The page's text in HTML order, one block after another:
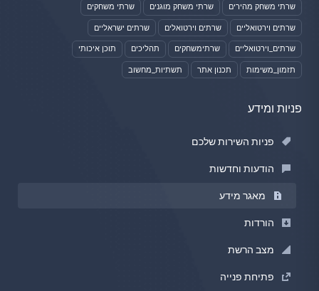
שרתי משחק מהירים שרתי משחק מוגנים שרתי משחקים
שרתים וירטואליים שרתים וירטואלים שרתים ישראליים
שרתים_וירטואליים שרתימשחקים תהליכים תוכן איכותי
תזמון_משימות תכנון אתר תשתיות_מחשוב
פניות ומידע
פניות השירות שלכם
הודעות וחדשות
מאגר מידע
הורדות
מצב הרשת
פתיחת פנייה